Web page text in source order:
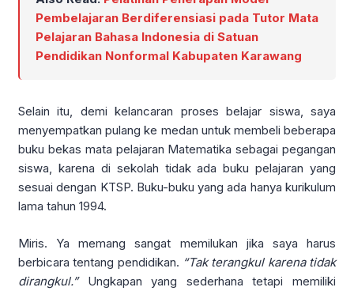
Pembelajaran Berdiferensiasi pada Tutor Mata
Pelajaran Bahasa Indonesia di Satuan
Pendidikan Nonformal Kabupaten Karawang
Selain itu, demi kelancaran proses belajar siswa, saya
menyempatkan pulang ke medan untuk membeli beberapa
buku bekas mata pelajaran Matematika sebagai pegangan
siswa, karena di sekolah tidak ada buku pelajaran yang
sesuai dengan KTSP. Buku-buku yang ada hanya kurikulum
lama tahun 1994.
Miris. Ya memang sangat memilukan jika saya harus
berbicara tentang pendidikan. “Tak terangkul karena tidak
dirangkul.”Ungkapan yang sederhana tetapi memiliki